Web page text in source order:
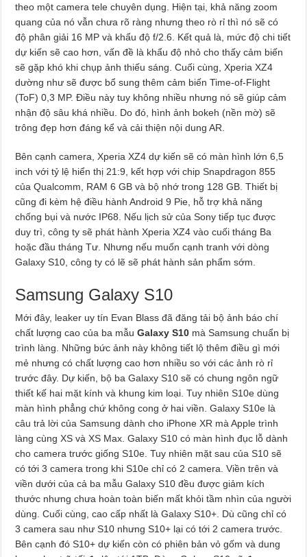
theo một camera tele chuyên dụng. Hiện tại, khả năng zoom
quang của nó vẫn chưa rõ ràng nhưng theo rò rỉ thì nó sẽ có
độ phân giải 16 MP và khẩu độ f/2.6. Kết quả là, mức độ chi tiết
dự kiến sẽ cao hơn, vấn đề là khẩu độ nhỏ cho thấy cảm biến
sẽ gặp khó khi chụp ảnh thiếu sáng. Cuối cùng, Xperia XZ4
dường như sẽ được bổ sung thêm cảm biến Time-of-Flight
(ToF) 0,3 MP. Điều này tuy không nhiều nhưng nó sẽ giúp cảm
nhận độ sâu khá nhiều. Do đó, hình ảnh bokeh (nền mờ) sẽ
trông đẹp hơn đáng kể và cải thiện nội dung AR.
Bên cạnh camera, Xperia XZ4 dự kiến sẽ có màn hình lớn 6,5
inch với tỷ lệ hiển thị 21:9, kết hợp với chip Snapdragon 855
của Qualcomm, RAM 6 GB và bộ nhớ trong 128 GB. Thiết bị
cũng đi kèm hệ điều hành Android 9 Pie, hỗ trợ khả năng
chống bụi và nước IP68. Nếu lịch sử của Sony tiếp tục được
duy trì, công ty sẽ phát hành Xperia XZ4 vào cuối tháng Ba
hoặc đầu tháng Tư. Nhưng nếu muốn cạnh tranh với dòng
Galaxy S10, công ty có lẽ sẽ phát hành sản phẩm sớm.
Samsung Galaxy S10
Mới đây, leaker uy tín Evan Blass đã đăng tải bộ ảnh báo chí
chất lượng cao của ba mẫuGalaxy S10 mà Samsung chuẩn bị
trình làng. Những bức ảnh này không tiết lộ thêm điều gì mới
mẻ nhưng có chất lượng cao hơn nhiều so với các ảnh rò rỉ
trước đây. Dự kiến, bộ ba Galaxy S10 sẽ có chung ngôn ngữ
thiết kế hai mặt kính và khung kim loại. Tuy nhiên S10e dùng
màn hình phẳng chứ không cong ở hai viền. Galaxy S10e là
câu trả lời của Samsung dành cho iPhone XR mà Apple trình
làng cùng XS và XS Max. Galaxy S10 có màn hình đục lỗ dành
cho camera trước giống S10e. Tuy nhiên mặt sau của S10 sẽ
có tới 3 camera trong khi S10e chỉ có 2 camera. Viền trên và
viền dưới của cả ba mẫu Galaxy S10 đều được giảm kích
thước nhưng chưa hoàn toàn biến mất khỏi tầm nhìn của người
dùng. Cuối cùng, cao cấp nhất là Galaxy S10+. Dù cũng chỉ có
3 camera sau như S10 nhưng S10+ lại có tới 2 camera trước.
Bên cạnh đó S10+ dự kiến còn có phiên bản vỏ gốm và dung